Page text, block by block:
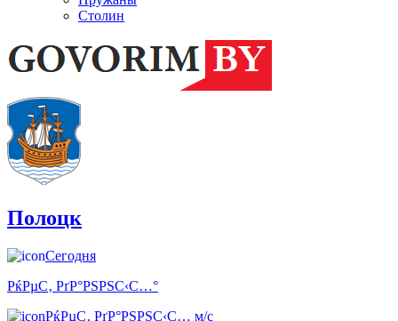
Столин
Полоцк
Сегодня
РќРµС‚ РґР°РЅРЅС‹С…°
РќРµС‚ РґР°РЅРЅС‹С… м/с